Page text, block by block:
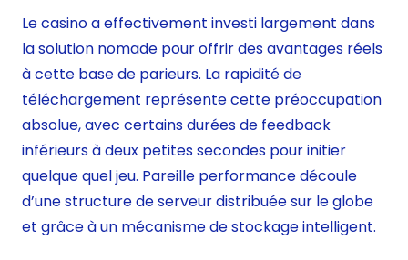
Le casino a effectivement investi largement dans
la solution nomade pour offrir des avantages réels
à cette base de parieurs. La rapidité de
téléchargement représente cette préoccupation
absolue, avec certains durées de feedback
inférieurs à deux petites secondes pour initier
quelque quel jeu. Pareille performance découle
d’une structure de serveur distribuée sur le globe
et grâce à un mécanisme de stockage intelligent.